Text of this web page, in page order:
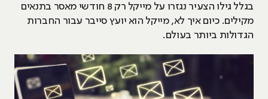
בגלל גילו הצעיר נגזרו על מייקל רק 8 חודשי מאסר בתנאים
מקילים. כיום איך לא, מייקל הוא יועץ סייבר עבור החברות
הגדולות ביותר בעולם.